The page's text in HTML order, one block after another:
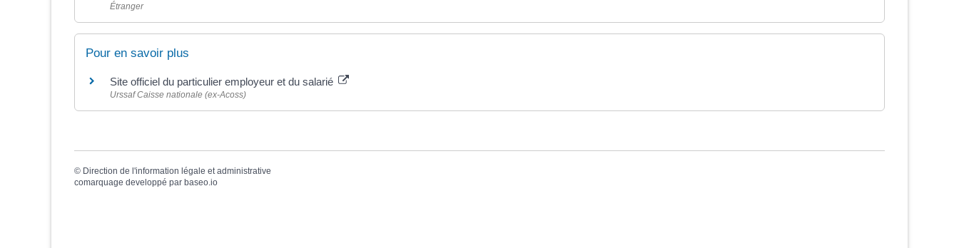
Étranger
Pour en savoir plus
Site officiel du particulier employeur et du salarié
Urssaf Caisse nationale (ex-Acoss)
© Direction de l'information légale et administrative
comarquage developpé par baseo.io